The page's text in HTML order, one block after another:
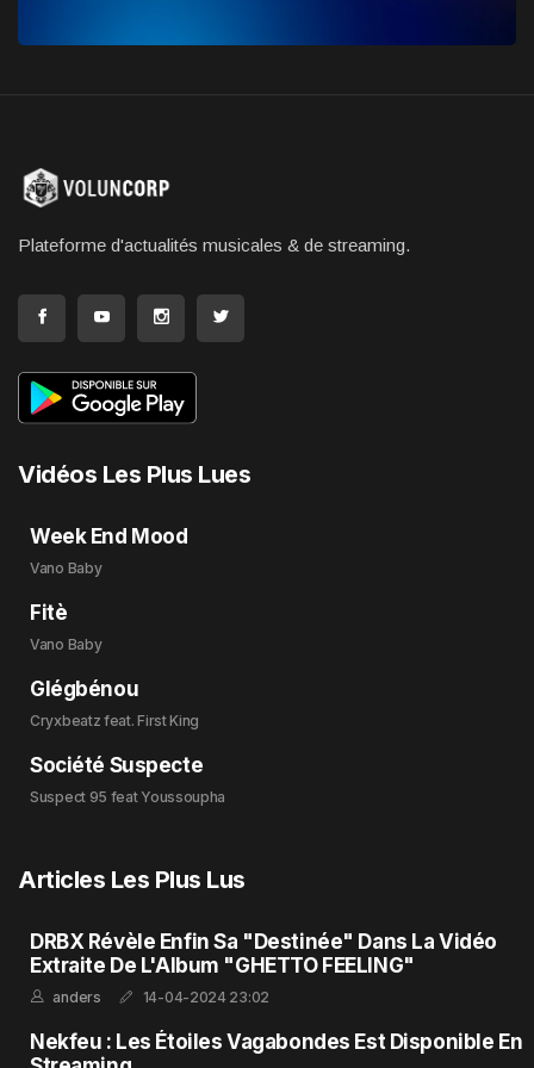
Plateforme d'actualités musicales & de streaming.
Vidéos Les Plus Lues
Week End Mood
Vano Baby
Fitè
Vano Baby
Glégbénou
Cryxbeatz feat. First King
Société Suspecte
Suspect 95 feat Youssoupha
Articles Les Plus Lus
DRBX Révèle Enfin Sa "Destinée" Dans La Vidéo
Extraite De L'Album "GHETTO FEELING"
anders 14-04-2024 23:02
Nekfeu : Les Étoiles Vagabondes Est Disponible En